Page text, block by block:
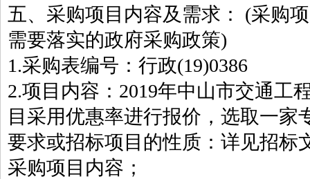
五、采购项目内容及需求： (采购
需要落实的政府采购政策)
1.采购表编号：行政(19)0386
2.项目内容：2019年中山市交通工
目采用优惠率进行报价，选取一
要求或招标项目的性质：详见招标
采购项目内容；